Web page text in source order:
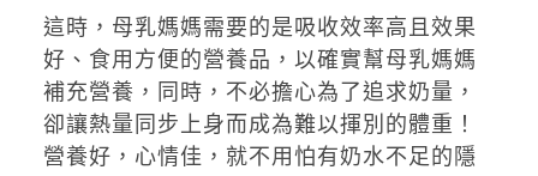
這時，母乳媽媽需要的是吸收效率高且效果
好、食用方便的營養品，以確實幫母乳媽媽
補充營養，同時，不必擔心為了追求奶量，
卻讓熱量同步上身而成為難以揮別的體重！
營養好，心情佳，就不用怕有奶水不足的隱